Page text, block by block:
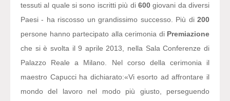
tessuti al quale si sono iscritti più di 600giovani da diversi
Paesi - ha riscosso un grandissimo successo. Più di 200
persone hanno partecipato alla cerimonia di Premiazione
che si è svolta il 9 aprile 2013, nella Sala Conferenze di
Palazzo Reale a Milano. Nel corso della cerimonia il
maestro Capucci ha dichiarato:«Vi esorto ad affrontare il
mondo del lavoro nel modo più giusto, perseguendo